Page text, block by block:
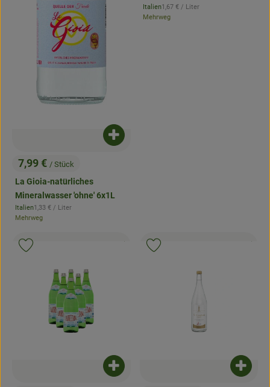
, Preis:
7,99 € / Stück
La Gioia-natürliches
Mineralwasser 'ohne' 6x1L
, Herkunft:
Italien, Referenzpreis:
1,33 € / Liter
Mehrweg
Produkt zum Warenkorb hinzufügen
, Herkunft:
Italien, Referenzpreis:
1,67 € / Liter
Mehrweg
Produkt zum Warenkorb hinzufügen
, Verband:
. .